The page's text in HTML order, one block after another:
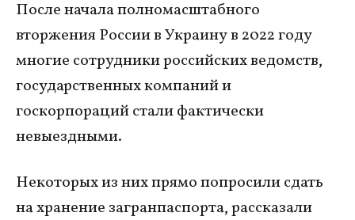
После начала полномасштабного
вторжения России в Украину в 2022 году
многие сотрудники российских ведомств,
государственных компаний и
госкорпораций стали фактически
невыездными.
Некоторых из них прямо попросили сдать
на хранение загранпаспорта, рассказали